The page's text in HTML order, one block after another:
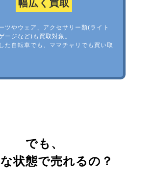
幅広く買取
ツやウェア、アクセサリー類(ライト
ージなど)も買取対象。
た自転車でも、ママチャリでも買い取
でも、
状態で売れるの？